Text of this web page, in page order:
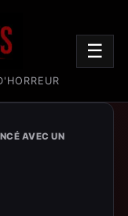
☰
AVEC UN